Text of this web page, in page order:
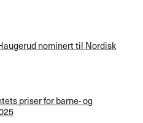
nominert til Nordisk
priser for barne- og